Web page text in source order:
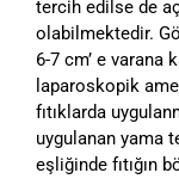
tercih edilse de
olabilmektedir.
6-7 cm’ e varana
laparoskopik
fıtıklarda
uygulanan yama
eşliğinde fıtığın